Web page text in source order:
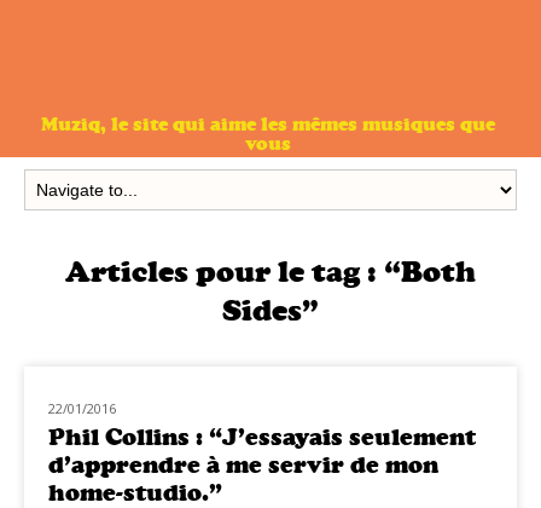
Muziq, le site qui aime les mêmes musiques que
vous
Articles pour le tag : “Both
Sides”
CLASSIQ ROCK
22/01/2016
Phil Collins : “J’essayais seulement
d’apprendre à me servir de mon
home-studio.”